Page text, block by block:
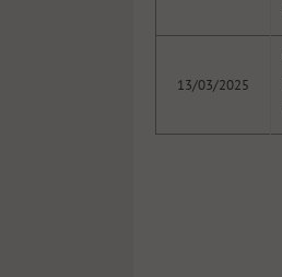
13/03/2025